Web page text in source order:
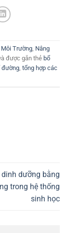
Môi Trường, Nâng
được gắn thẻ bổ
đường, tổng hợp các
dinh dưỡng bằng
trong hệ thống
sinh học